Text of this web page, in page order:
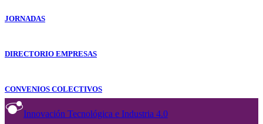
JORNADAS
DIRECTORIO EMPRESAS
CONVENIOS COLECTIVOS
Innovación Tecnológica e Industria 4.0